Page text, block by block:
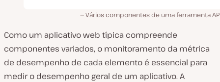
Vários componentes de uma ferramenta
Como um aplicativo web típica compreende
componentes variados, o monitoramento da métrica
de desempenho de cada elemento é essencial para
medir o desempenho geral de um aplicativo. A